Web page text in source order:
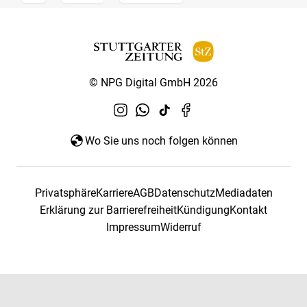
© NPG Digital GmbH 2026
Wo Sie uns noch folgen können
PrivatsphäreKarriereAGBDatenschutzMediadaten
Erklärung zur BarrierefreiheitKündigungKontakt
ImpressumWiderruf